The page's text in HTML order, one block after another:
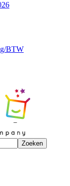
BTW
Zoeken